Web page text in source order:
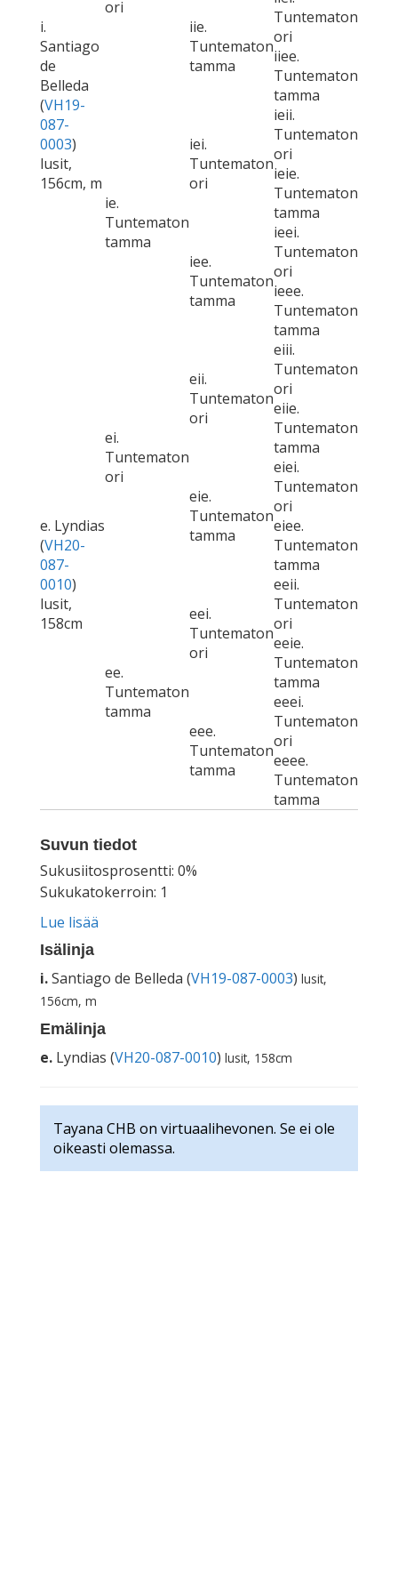
i.
Santiago
de
Belleda
(VH19-
087-
0003)
lusit,
156cm, m
ori
iie.
Tuntematon
tamma
Tuntematon
ori
iiee.
Tuntematon
tamma
ie.
Tuntematon
tamma
iei.
Tuntematon
ori
ieii.
Tuntematon
ori
ieie.
Tuntematon
tamma
iee.
Tuntematon
tamma
ieei.
Tuntematon
ori
ieee.
Tuntematon
tamma
e. Lyndias
(VH20-
087-
0010)
lusit,
158cm
ei.
Tuntematon
ori
eii.
Tuntematon
ori
eiii.
Tuntematon
ori
eiie.
Tuntematon
tamma
eie.
Tuntematon
tamma
eiei.
Tuntematon
ori
eiee.
Tuntematon
tamma
ee.
Tuntematon
tamma
eei.
Tuntematon
ori
eeii.
Tuntematon
ori
eeie.
Tuntematon
tamma
eee.
Tuntematon
tamma
eeei.
Tuntematon
ori
eeee.
Tuntematon
tamma
Suvun tiedot
Sukusiitosprosentti: 0%
Sukukatokerroin: 1
Lue lisää
Isälinja
i.Santiago de Belleda (VH19-087-0003) lusit,
156cm, m
Emälinja
e. Lyndias (VH20-087-0010) lusit, 158cm
Tayana CHB on virtuaalihevonen. Se ei ole
oikeasti olemassa.